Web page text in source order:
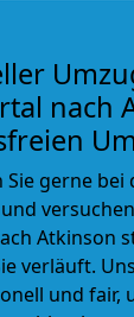
nach
gerne bei
Atkinson
verläuft.
und fair,